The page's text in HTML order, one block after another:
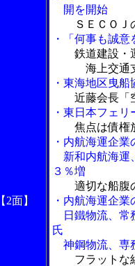
【2面】
開を開始
ＳＥＣＯ
・「何事も誠
鉄道建設・
海上交通支
・東海地区曳
近藤会長「
・東日本フェ
焦点は債権
・内航海運企業
新和内航海運
３％増
適切な船腹
・内航海運企
日鐵物流、常
氏
神鋼物流、専
フラットな